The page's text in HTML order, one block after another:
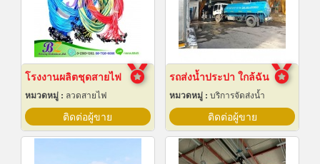
โรงงานผลิตชุดสายไฟ
หมวดหมู่ : ลวดสายไฟ
ติดต่อผู้ขาย
รถส่งน้ำประปา ใกล้ฉัน
หมวดหมู่ : บริการจัดส่งน้ำ
ติดต่อผู้ขาย